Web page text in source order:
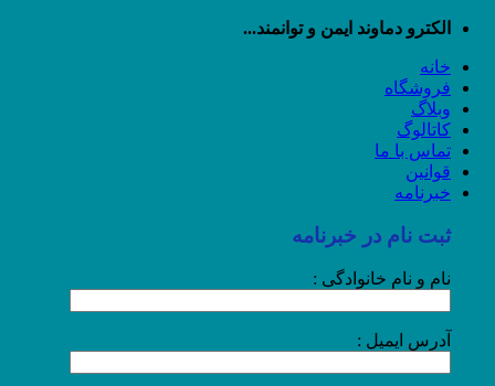
پرش
محتوا
الکترو دماوند ایمن و توانمند...
خانه
فروشگاه
وبلاگ
کاتالوگ
تماس با ما
قوانین
خبرنامه
ثبت نام در خبرنامه
نام و نام خانوادگی :
آدرس ایمیل :